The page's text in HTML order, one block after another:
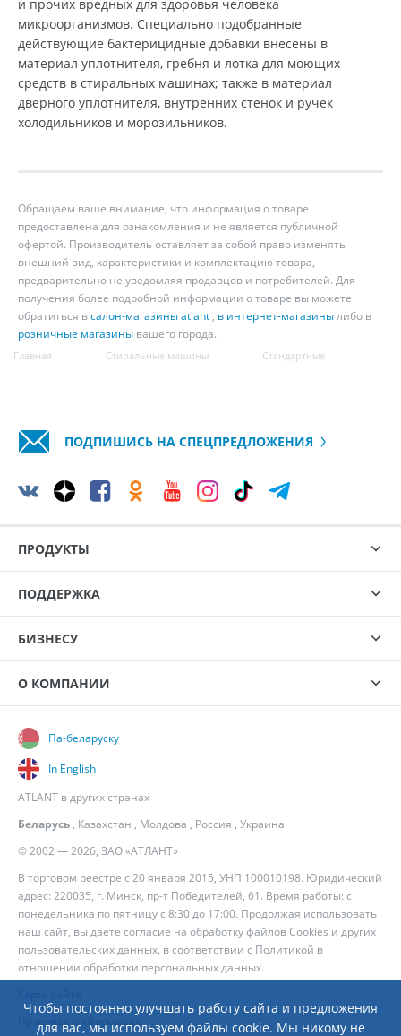
Чтобы постоянно улучшать работу сайта и предложения
для вас, мы используем файлы cookie. Мы никому не
и прочих вредных для здоровья человека
микроорганизмов. Специально подобранные
действующие бактерицидные добавки внесены в
материал уплотнителя, гребня и лотка для моющих
средств в стиральных машинах; также в материал
дверного уплотнителя, внутренних стенок и ручек
холодильников и морозильников.
Обращаем ваше внимание, что информация о товаре
предоставлена для ознакомления и не является публичной
офертой. Производитель оставляет за собой право изменять
внешний вид, характеристики и комплектацию товара,
предварительно не уведомляя продавцов и потребителей. Для
получения более подробной информации о товаре вы можете
обратиться всалон-магазины atlant , в интернет-магазинылибо в
розничные магазины вашего города.
Главная Стиральные машины Стандартные
ПОДПИШИСЬ НА СПЕЦПРЕДЛОЖЕНИЯ
ПРОДУКТЫ
ПОДДЕРЖКА
БИЗНЕСУ
О КОМПАНИИ
© 2002 — 2026, ЗАО «АТЛАНТ»
В торговом реестре с 20 января 2015, УНП 100010198. Юридический
адрес: 220035, г. Минск, пр-т Победителей, 61. Время работы: с
понедельника по пятницу с 8:30 до 17:00. Продолжая использовать
наш сайт, вы даете согласие на обработку файлов Cookies и других
пользовательских данных, в соответствии с Политикой в
отношении обработки персональных данных.
Па-беларуску
In English
ATLANT в других странах
Беларусь , Казахстан , Молдова , Россия , Украина